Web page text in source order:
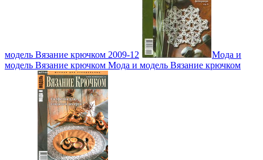
модель Вязание крючком 2009-12
Мода и
модель Вязание крючком Мода и модель Вязание крючком